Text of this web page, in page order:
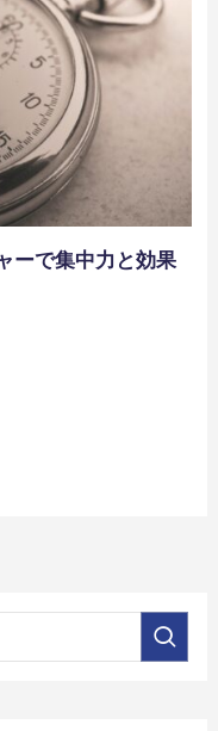
ーで集中力と効果